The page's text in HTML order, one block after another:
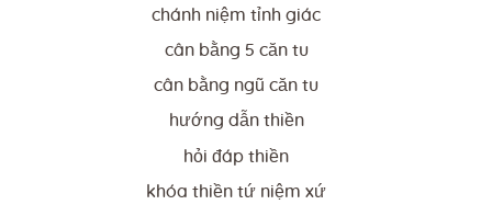
chánh niệm tỉnh giác
cân bằng 5 căn tu
cân bằng ngũ căn tu
hướng dẫn thiền
hỏi đáp thiền
khóa thiền tứ niệm xứ